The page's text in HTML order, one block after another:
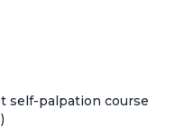
self-palpation course